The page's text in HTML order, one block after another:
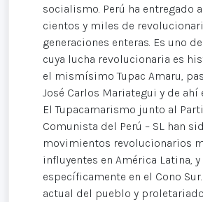
socialismo. Perú ha entregado
cientos y miles de
generaciones enteras. Es uno
cuya lucha revolucionaria es
el mismísimo Tupac Amaru,
José Carlos Mariategui y de ahí
El Tupacamarismo junto al
Comunista del Perú – SL han
movimientos revolucionarios
influyentes en América Latina, y
específicamente en el Cono
actual del pueblo y